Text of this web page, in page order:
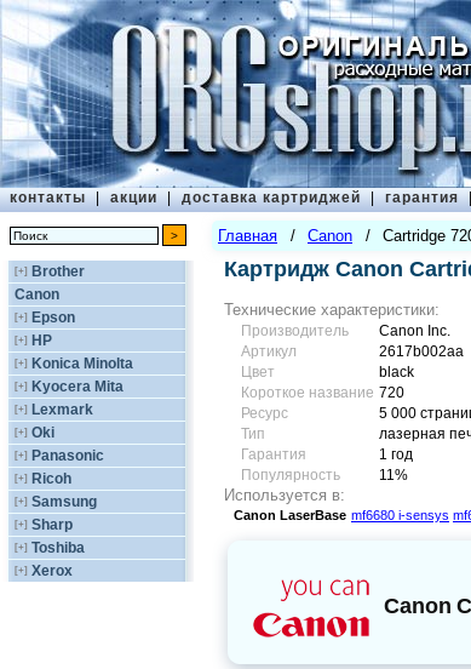
контакты | акции | доставка картриджей | гарантия
[+] Brother
Canon
[+] Epson
[+] HP
[+] Konica Minolta
[+] Kyocera Mita
[+] Lexmark
[+] Oki
[+] Panasonic
[+] Ricoh
[+] Samsung
[+] Sharp
[+] Toshiba
[+] Xerox
Главная / Canon / Cartridge
Картридж Canon
Технические характеристики:
Производитель
Canon Inc.
Артикул
2617b002aa
Цвет
black
Короткое название 720
Ресурс
5 000
Тип
лазерная
Гарантия
1 год
Популярность
11%
Используется в:
Canon LaserBase mf6680 i-sensys
Canon